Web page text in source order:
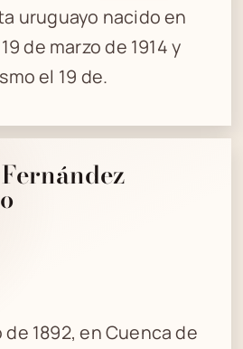
uruguayo nacido en
de marzo de 1914 y
el 19 de.
de 1892, en Cuenca de